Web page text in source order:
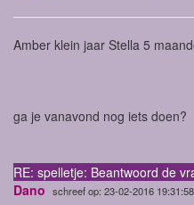
Amber klein jaar Stella 5
ga je vanavond nog iets doen?
RE: spelletje: Beantwoord de
Dano schreef op: 23-02-2016 19:31:58